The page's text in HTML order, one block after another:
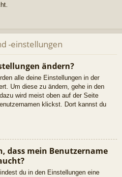
-einstellungen
ändern?
alle deine Einstellungen in der
Um diese zu ändern, gehe in den
wird meist oben auf der Seite
klickst. Dort kannst du
dass mein Benutzername
du in den Einstellungen eine